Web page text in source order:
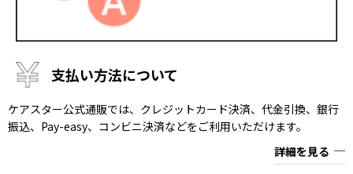
支払い方法について
ケアスター公式通販では、クレジットカード決済、代金引換、銀行
振込、Pay-easy、コンビニ決済などをご利用いただけます。
詳細を見る